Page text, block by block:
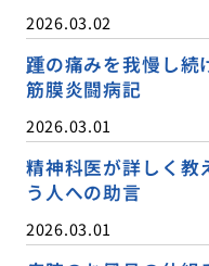
2026.03.02
踵の痛みを我慢し続
筋膜炎闘病記
2026.03.01
精神科医が詳しく教
う人への助言
2026.03.01